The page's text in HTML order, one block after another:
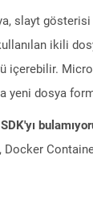
slayt
ikili
içerebilir.
yeni dosya